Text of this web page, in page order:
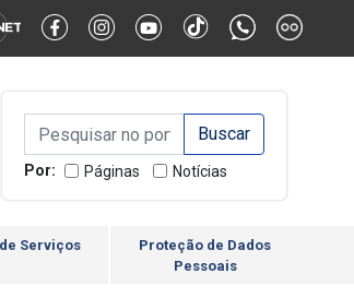
Contraste Alternar Tamanho da Fonte
Campo de Busca de
Campo de Busca de informaçõesEnviar a Busca
Por: Páginas Notícias
Serviços
Proteção de Dados
Pessoais